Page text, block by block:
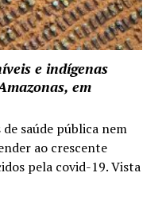
e indígenas
em
saúde pública nem
ao crescente
pela covid-19. Vista